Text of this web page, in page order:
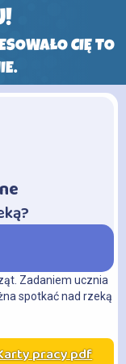
CIĘ TO
Zadaniem ucznia
spotkać nad rzeką
pracy pdf